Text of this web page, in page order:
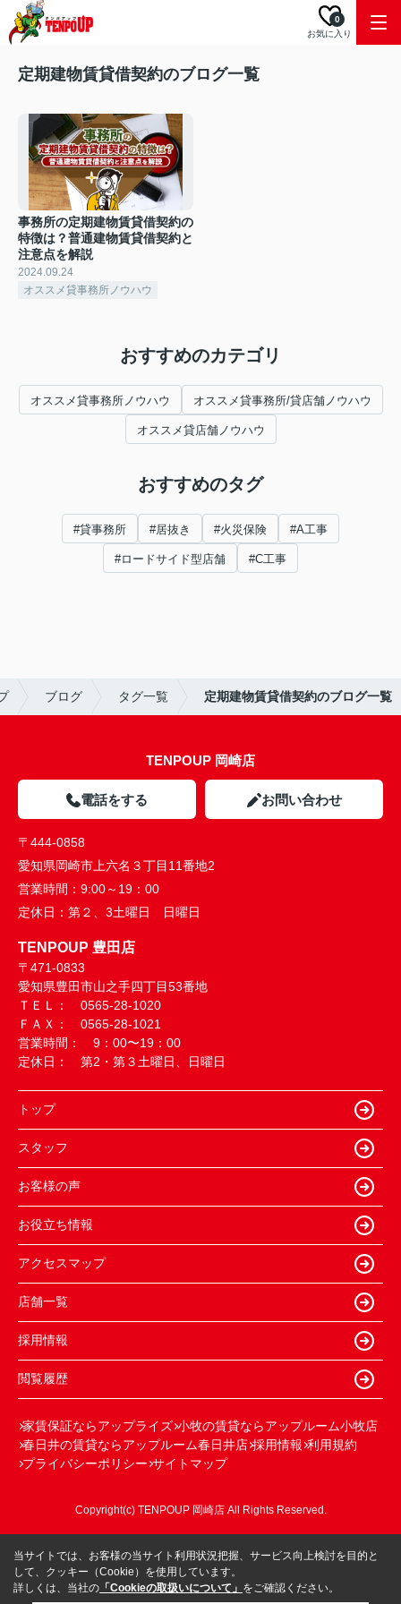
お気に入り
0
定期建物賃貸借契約のブログ一覧
事務所の定期建物賃貸借契約の
特徴は？普通建物賃貸借契約と
注意点を解説
2024.09.24
オススメ貸事務所ノウハウ
おすすめのカテゴリ
オススメ貸事務所ノウハウ オススメ貸事務所/貸店舗ノウハウ
オススメ貸店舗ノウハウ
おすすめのタグ
#貸事務所 #居抜き #火災保険 #A工事
#ロードサイド型店舗 #C工事
ブログ タグ一覧 定期建物賃貸借契約のブログ一覧
TENPOUP 岡崎店
電話をする お問い合わせ
〒444-0858
愛知県岡崎市上六名３丁目11番地2
営業時間： 9:00～19：00
定休日： 第２、3土曜日 日曜日
TENPOUP 豊田店
〒471-0833
愛知県豊田市山之手四丁目53番地
ＴＥＬ： 0565-28-1020
ＦＡＸ： 0565-28-1021
営業時間： 9：00〜19：00
定休日： 第2・第３土曜日、日曜日
トップ
スタッフ
お客様の声
お役立ち情報
アクセスマップ
店舗一覧
採用情報
閲覧履歴
家賃保証ならアップライズ 小牧の賃貸ならアップルーム小牧店
春日井の賃貸ならアップルーム春日井店 採用情報 利用規約
プライバシーポリシー サイトマップ
Copyright(c) TENPOUP 岡崎店 All Rights Reserved.
当サイトでは、お客様の当サイト利用状況把握、サービス向上検討を目的と
して、クッキー（Cookie）を使用しています。
詳しくは、当社の 「Cookieの取扱いについて」 をご確認ください。